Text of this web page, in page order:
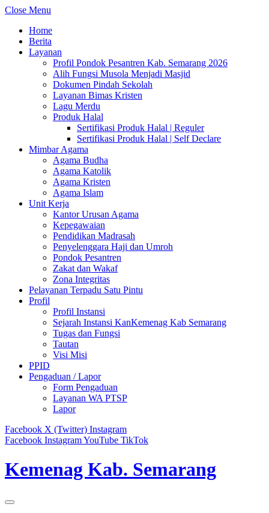
Close Menu
Home
Berita
Layanan
Profil Pondok Pesantren Kab. Semarang 2026
Alih Fungsi Musola Menjadi Masjid
Dokumen Pindah Sekolah
Layanan Bimas Kristen
Lagu Merdu
Produk Halal
Sertifikasi Produk Halal | Reguler
Sertifikasi Produk Halal | Self Declare
Mimbar Agama
Agama Budha
Agama Katolik
Agama Kristen
Agama Islam
Unit Kerja
Kantor Urusan Agama
Kepegawaian
Pendidikan Madrasah
Penyelenggara Haji dan Umroh
Pondok Pesantren
Zakat dan Wakaf
Zona Integritas
Pelayanan Terpadu Satu Pintu
Profil
Profil Instansi
Sejarah Instansi KanKemenag Kab Semarang
Tugas dan Fungsi
Tautan
Visi Misi
PPID
Pengaduan / Lapor
Form Pengaduan
Layanan WA PTSP
Lapor
Facebook X (Twitter) Instagram
Facebook InstagramYouTube TikTok
Kemenag Kab. Semarang